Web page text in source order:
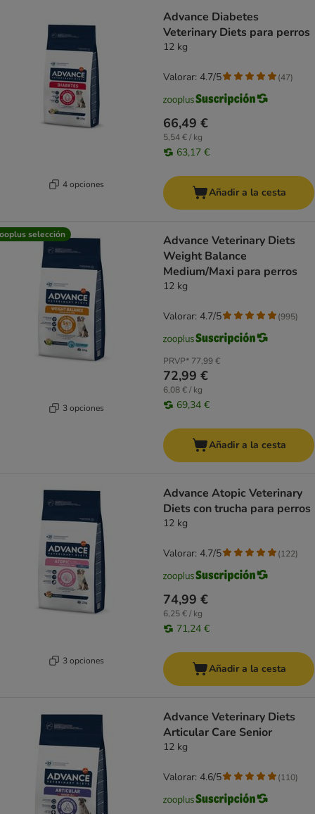
4 opciones
Advance Diabetes
Veterinary Diets para perros
12 kg
66,49 €
5,54 € / kg
63,17 €
Valorar: 4.7/5 (47)
Añadir a la cesta
selección
3 opciones
Advance Veterinary Diets
Weight Balance
Medium/Maxi para perros
12 kg
PRVP* 77,99 €
72,99 €
6,08 € / kg
69,34 €
Valorar: 4.7/5 (995)
Añadir a la cesta
3 opciones
Advance Atopic Veterinary
Diets con trucha para perros
12 kg
74,99 €
6,25 € / kg
71,24 €
Valorar: 4.7/5 (122)
Añadir a la cesta
Advance Veterinary Diets
Articular Care Senior
12 kg
Valorar: 4.6/5 (110)